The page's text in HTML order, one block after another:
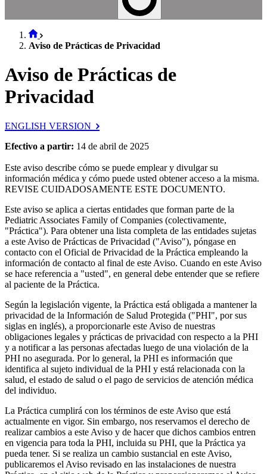
Aviso de Prácticas de Privacidad
Aviso de Prácticas de
Privacidad
ENGLISH VERSION
Efectivo a partir: 14 de abril de 2025
Este aviso describe cómo se puede emplear y divulgar su
información médica y cómo puede usted obtener acceso a la misma.
REVISE CUIDADOSAMENTE ESTE DOCUMENTO.
Este aviso se aplica a ciertas entidades que forman parte de la
Pediatric Associates Family of Companies (colectivamente,
"Práctica"). Para obtener una lista completa de las entidades sujetas
a este Aviso de Prácticas de Privacidad ("Aviso"), póngase en
contacto con el Oficial de Privacidad de la Práctica empleando la
información de contacto al final de este Aviso. Cuando en este Aviso
se hace referencia a "usted", en general debe entender que se refiere
al paciente de la Práctica.
Según la legislación vigente, la Práctica está obligada a mantener la
privacidad de la Información de Salud Protegida ("PHI", por sus
siglas en inglés), a proporcionarle este Aviso de nuestras
obligaciones legales y prácticas de privacidad con respecto a la PHI
y a notificar a las personas afectadas luego de una violación de la
PHI no asegurada. Por lo general, la PHI es información que
identifica al sujeto individual de la PHI y está relacionada con la
salud, el estado de salud o el pago de servicios de atención médica
del individuo.
La Práctica cumplirá con los términos de este Aviso que está
actualmente en vigor. Sin embargo, nos reservamos el derecho de
realizar cambios a este Aviso y de hacer que dichos cambios entren
en vigencia para toda la PHI, incluida su PHI, que la Práctica ya
pueda tener. Si se realiza un cambio sustancial en este Aviso,
publicaremos el Aviso revisado en las instalaciones de nuestra